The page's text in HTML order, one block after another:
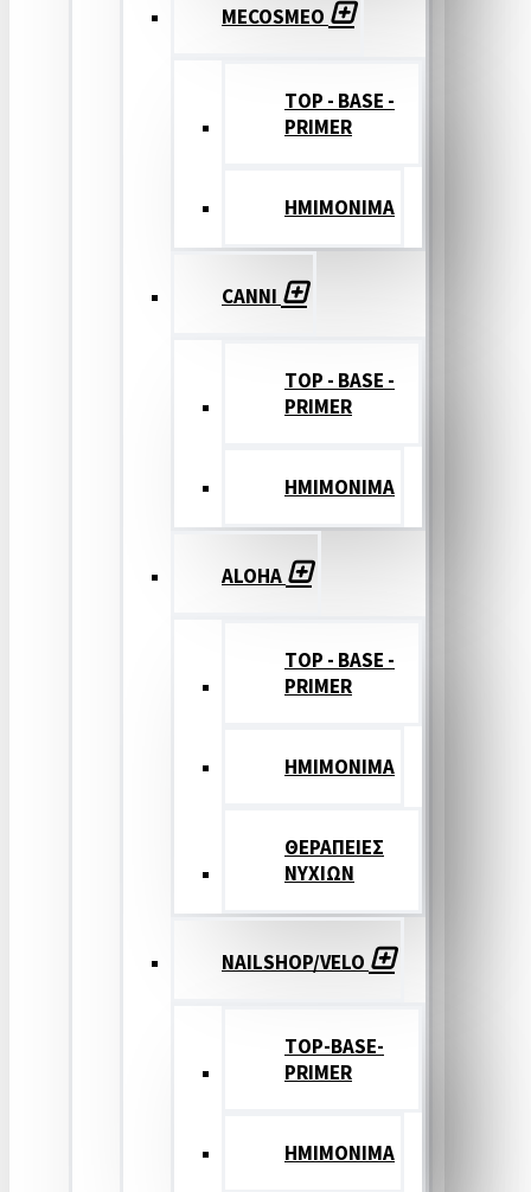
MECOSMEO
TOP - BASE -
PRIMER
ΗΜΙΜΟΝΙΜΑ
CANNI
TOP - BASE -
PRIMER
ΗΜΙΜΟΝΙΜΑ
ALOHA
TOP - BASE -
PRIMER
ΗΜΙΜΟΝΙΜΑ
ΘΕΡΑΠΕΙΕΣ
ΝΥΧΙΩΝ
NAILSHOP/VELO
TOP-BASE-
PRIMER
ΗΜΙΜΟΝΙΜΑ